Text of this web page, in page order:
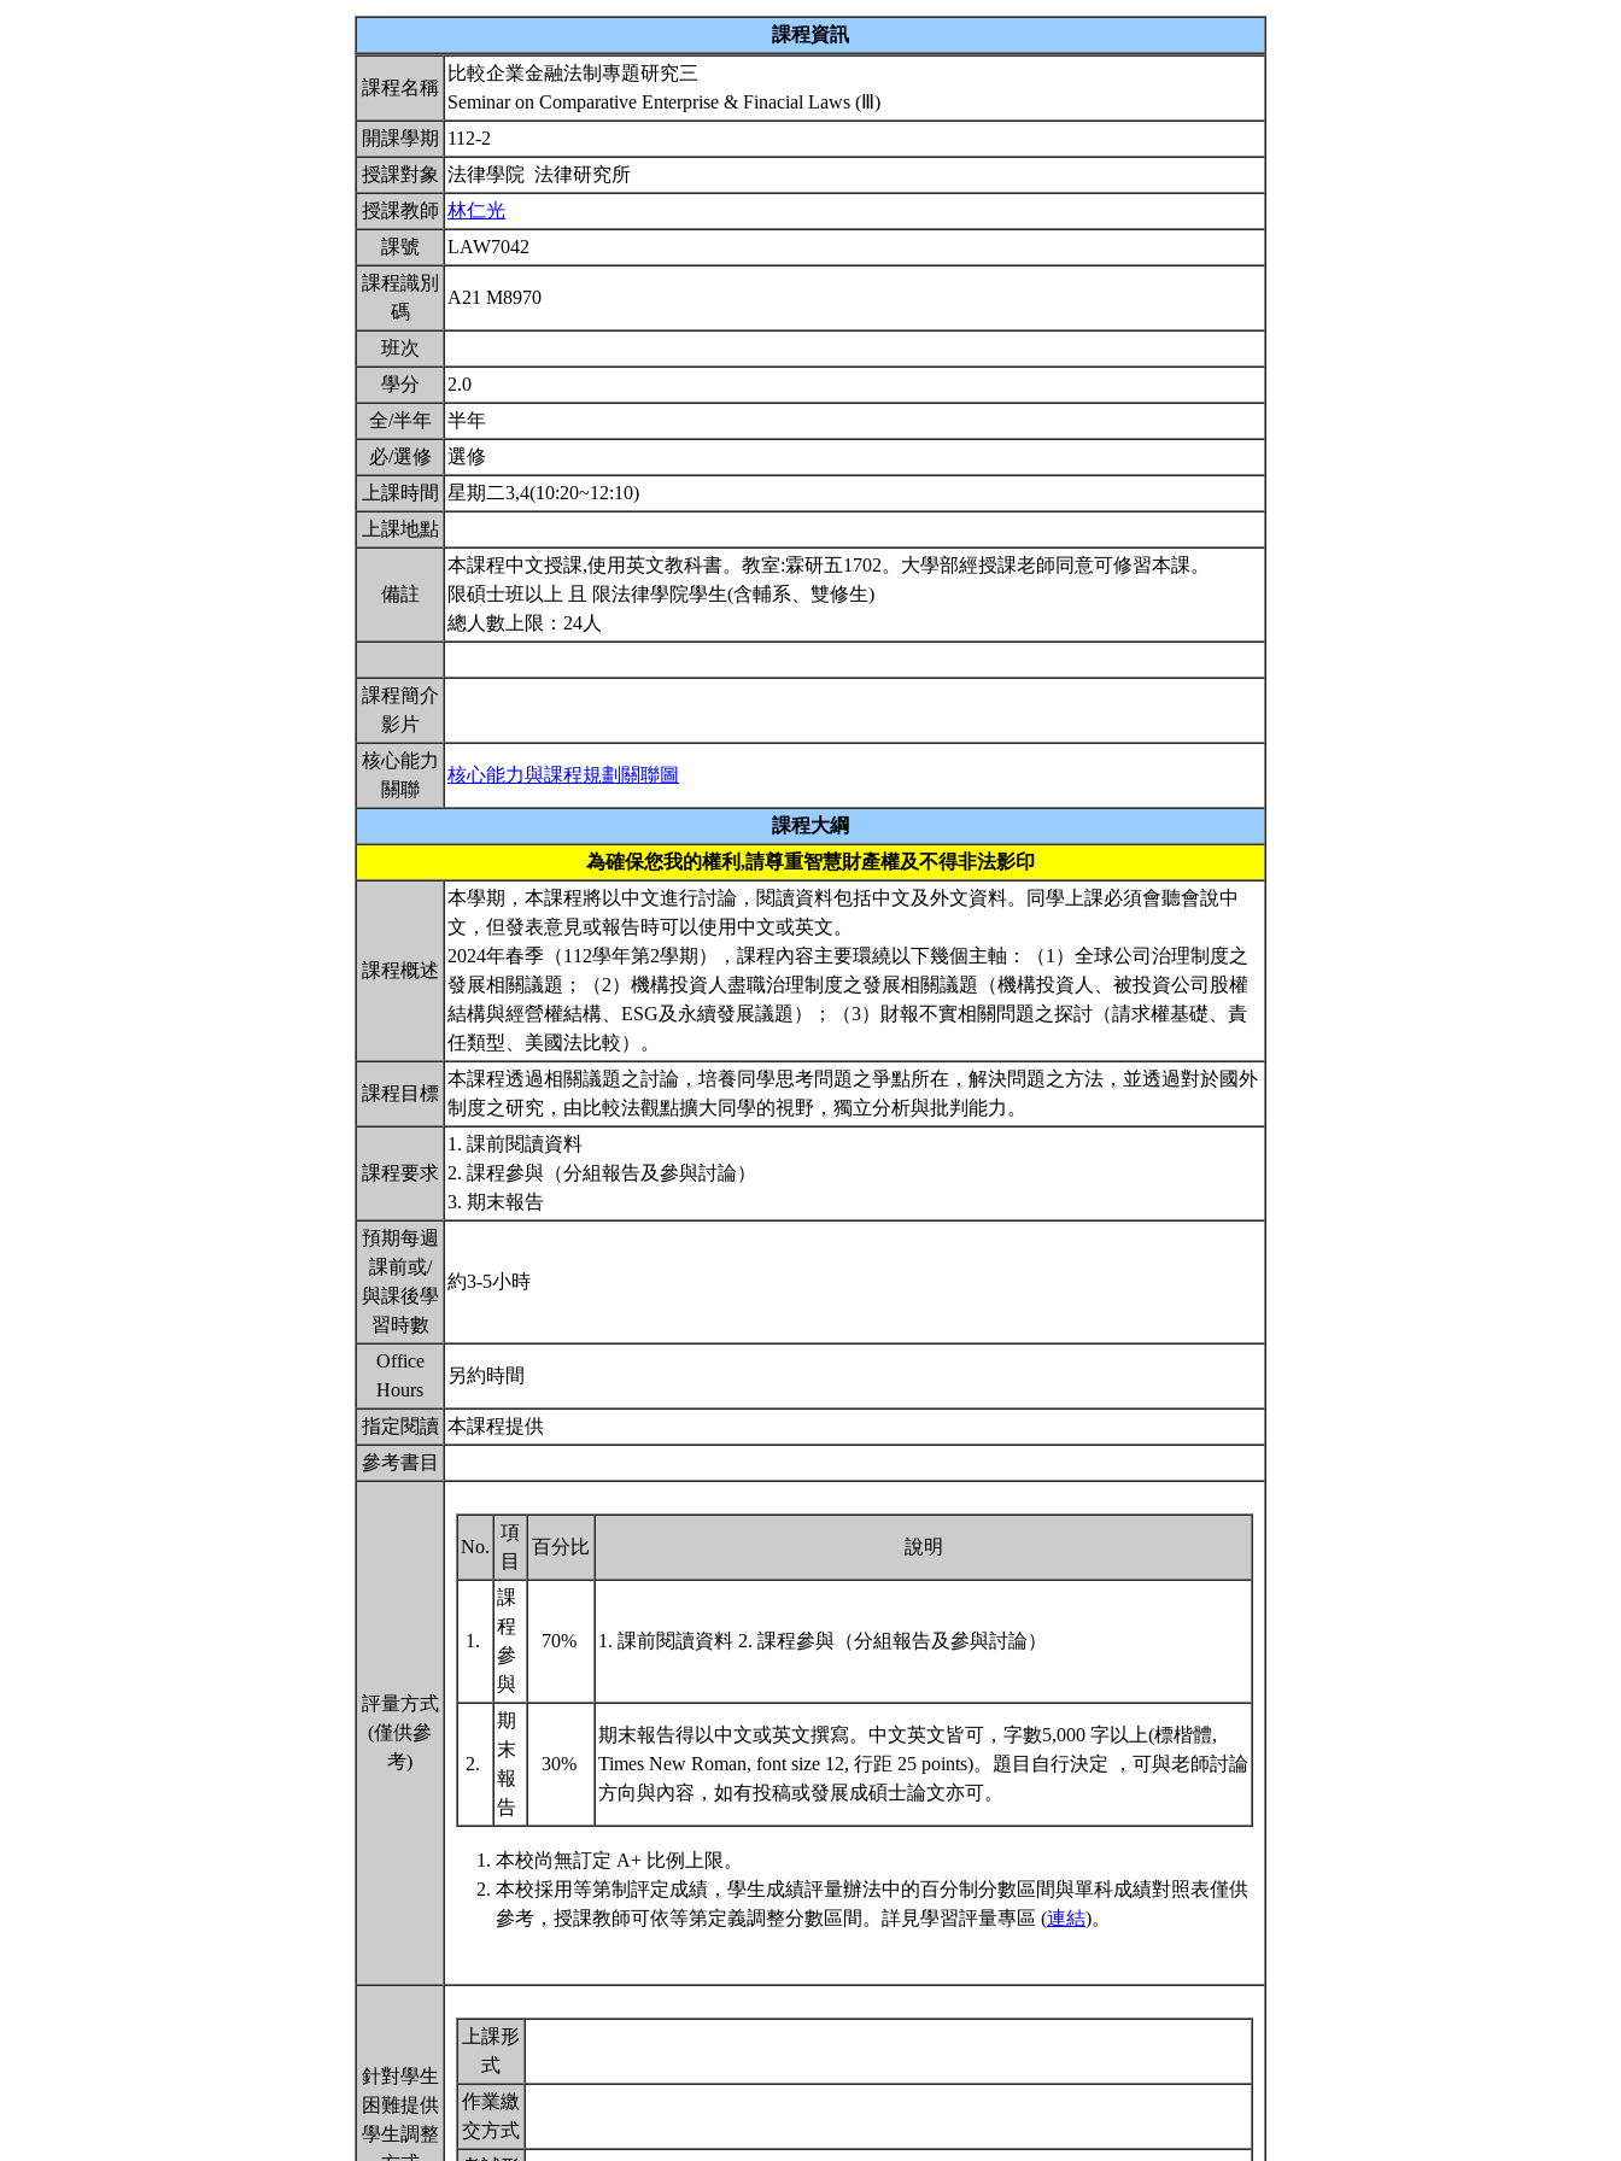
課程資訊
課程名稱
比較企業金融法制專題研究三
Seminar on Comparative Enterprise & Finacial Laws (Ⅲ)
開課學期 112-2
授課對象 法律學院 法律研究所
授課教師 林仁光
課號
LAW7042
課程識別
碼
A21 M8970
班次
學分
2.0
全/半年
半年
必/選修
選修
上課時間 星期二3,4(10:20~12:10)
上課地點
備註
本課程中文授課,使用英文教科書。教室:霖研五1702。大學部經授課老師同意可修習本課。
限碩士班以上 且 限法律學院學生(含輔系、雙修生)
總人數上限：24人
課程簡介
影片
核心能力
關聯
核心能力與課程規劃關聯圖
課程大綱
為確保您我的權利,請尊重智慧財產權及不得非法影印
課程概述
本學期，本課程將以中文進行討論，閱讀資料包括中文及外文資料。同學上課必須會聽會說中
文，但發表意見或報告時可以使用中文或英文。
2024年春季（112學年第2學期），課程內容主要環繞以下幾個主軸：（1）全球公司治理制度之
發展相關議題；（2）機構投資人盡職治理制度之發展相關議題（機構投資人、被投資公司股權
結構與經營權結構、ESG及永續發展議題）；（3）財報不實相關問題之探討（請求權基礎、責
任類型、美國法比較）。
課程目標
本課程透過相關議題之討論，培養同學思考問題之爭點所在，解決問題之方法，並透過對於國外
制度之研究，由比較法觀點擴大同學的視野，獨立分析與批判能力。
課程要求
1. 課前閱讀資料
2. 課程參與（分組報告及參與討論）
3. 期末報告
預期每週
課前或/
與課後學
習時數
約3-5小時
Office
Hours
另約時間
指定閱讀 本課程提供
參考書目
評量方式
(僅供參
考)
No.
項
目
百分比 說明
1.
課
程
參
與
70% 1. 課前閱讀資料 2. 課程參與（分組報告及參與討論）
2.
期
末
報
告
30%
期末報告得以中文或英文撰寫。中文英文皆可，字數5,000 字以上(標楷體,
Times New Roman, font size 12, 行距 25 points)。題目自行決定 ，可與老師討論
方向與內容，如有投稿或發展成碩士論文亦可。
本校尚無訂定 A+ 比例上限。
本校採用等第制評定成績，學生成績評量辦法中的百分制分數區間與單科成績對照表僅供
參考，授課教師可依等第定義調整分數區間。詳見學習評量專區 (連結)。
針對學生
困難提供
學生調整
上課形
式
作業繳
交方式